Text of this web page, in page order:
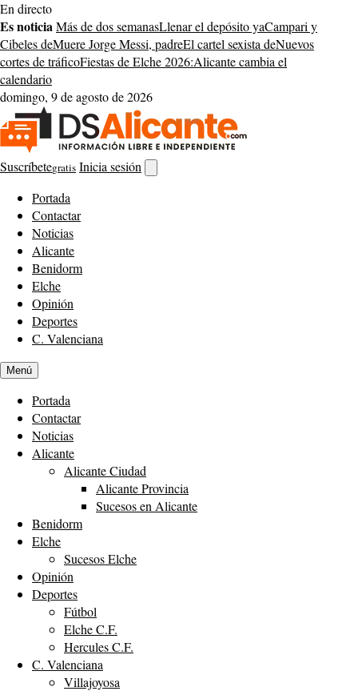
Saltar
al
contenido
En directo
Es noticiaMás de dos semanasLlenar el depósito yaCampari y
Cibeles deMuere Jorge Messi, padreEl cartel sexista deNuevos
cortes de tráficoFiestas de Elche 2026:Alicante cambia el
calendario
domingo, 9 de agosto de 2026
Suscríbetegratis Inicia sesión
buscador
Portada
Contactar
Noticias
Alicante
Benidorm
Elche
Opinión
Deportes
C. Valenciana
Menú
Portada
Contactar
Noticias
Alicante
Alicante Ciudad
Alicante Provincia
Sucesos en Alicante
Benidorm
Elche
Sucesos Elche
Opinión
Deportes
Fútbol
Elche C.F.
Hercules C.F.
C. Valenciana
Villajoyosa